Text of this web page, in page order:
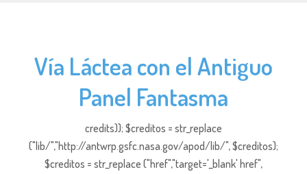
Vía Láctea con el Antiguo
Panel Fantasma
credits)); $creditos = str_replace
("lib/","http://antwrp.gsfc.nasa.gov/apod/lib/", $creditos);
$creditos = str_replace ("href","target='_blank' href",